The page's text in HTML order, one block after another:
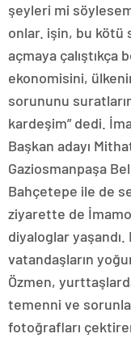
şeyleri mi
onlar. işin, bu kötü
açmaya
ekonomisini,
sorununu
kardeşim” dedi.
Başkan adayı
Gaziosmanpaşa
Bahçetepe ile de
ziyarette de
diyaloglar yaşandı.
vatandaşların
Özmen,
temenni ve
fotoğrafları